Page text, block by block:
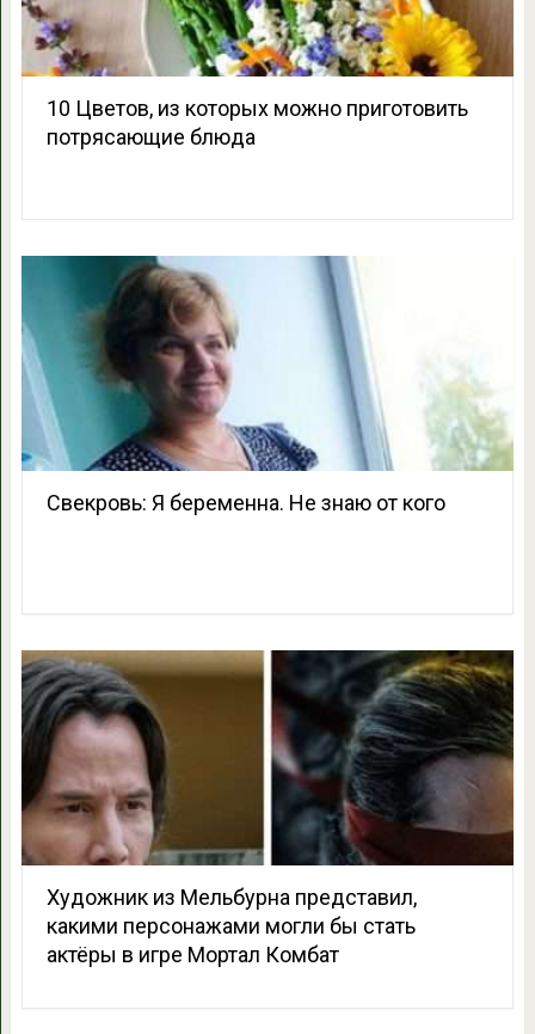
10 Цветов, из которых можно приготовить
потрясающие блюда
Свекровь: Я беременна. Не знаю от кого
Художник из Мельбурна представил,
какими персонажами могли бы стать
актёры в игре Мортал Комбат